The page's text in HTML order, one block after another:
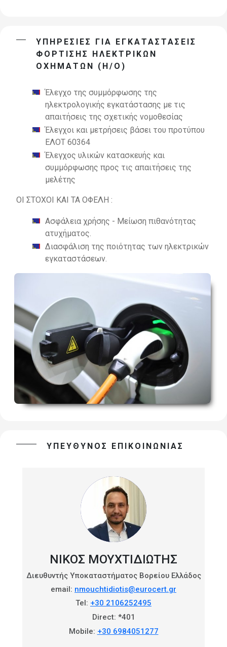
ΥΠΗΡΕΣΙΕΣ ΓΙΑ ΕΓΚΑΤΑΣΤΑΣΕΙΣ
ΦΟΡΤΙΣΗΣ ΗΛΕΚΤΡΙΚΩΝ
ΟΧΗΜΑΤΩΝ (Η/Ο)
Έλεγχο της συμμόρφωσης της
ηλεκτρολογικής εγκατάστασης με τις
απαιτήσεις της σχετικής νομοθεσίας
Έλεγχοι και μετρήσεις βάσει του προτύπου
ΕΛΟΤ 60364
Έλεγχος υλικών κατασκευής και
συμμόρφωσης προς τις απαιτήσεις της
μελέτης
ΟΙ ΣΤΟΧΟΙ ΚΑΙ ΤΑ ΟΦΕΛΗ :
Ασφάλεια χρήσης - Μείωση πιθανότητας
ατυχήματος.
Διασφάλιση της ποιότητας των ηλεκτρικών
εγκαταστάσεων.
ΥΠΕΥΘΥΝΟΣ ΕΠΙΚΟΙΝΩΝΙΑΣ
ΝΊΚΟΣ ΜΟΥΧΤΙΔΙΏΤΗΣ
Διευθυντής Υποκαταστήματος Βορείου Ελλάδος
email: nmouchtidiotis@eurocert.gr
Tel: +30 2106252495
Direct: *401
Mobile: +30 6984051277